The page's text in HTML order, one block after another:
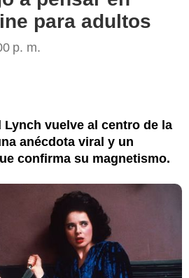
para adultos
p. m.
Lynch vuelve al centro de la
anécdota viral y un
confirma su magnetismo.